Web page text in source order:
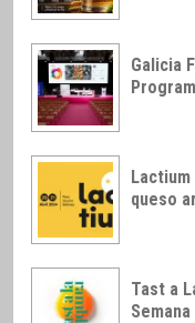
Galicia
queso
Tast a